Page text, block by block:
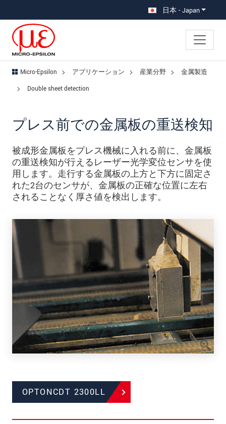
日本 - Japan
Micro-Epsilon アプリケーション 産業分野
金属製造
Double sheet detection
プレス前での金属板の重送検知
被成形金属板をプレス機械に入れる前に、金属板
の重送検知が行えるレーザー光学変位センサを使
用します。走行する金属板の上方と下方に固定さ
れた2台のセンサが、金属板の正確な位置に左右
されることなく厚さ値を検出します。
OPTONCDT 2300LL